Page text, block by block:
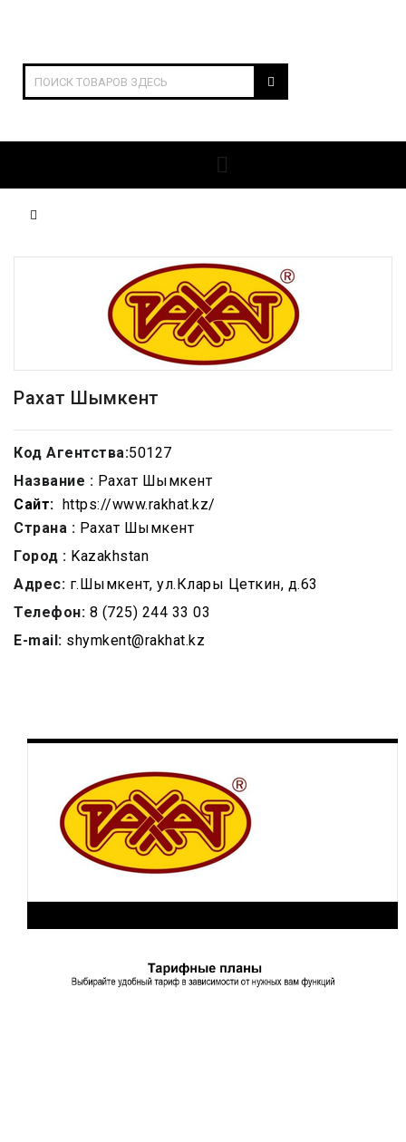
Рахат Шымкент
Код Агентства:50127
Название : Рахат Шымкент
Сайт: https://www.rakhat.kz/
Страна : Рахат Шымкент
Город : Kazakhstan
Адрес: г.Шымкент, ул.Клары Цеткин, д.63
Телефон: 8 (725) 244 33 03
E-mail: shуmkent@rakhat.kz